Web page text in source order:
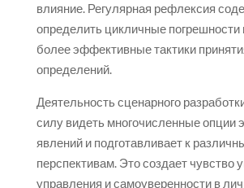
влияние. Регулярная рефлексия
определить цикличные погрешности
более эффективные тактики
определений.
Деятельность сценарного
силу видеть многочисленные опции
явлений и подготавливает к
перспективам. Это создает чувство
управления и самоуверенности в